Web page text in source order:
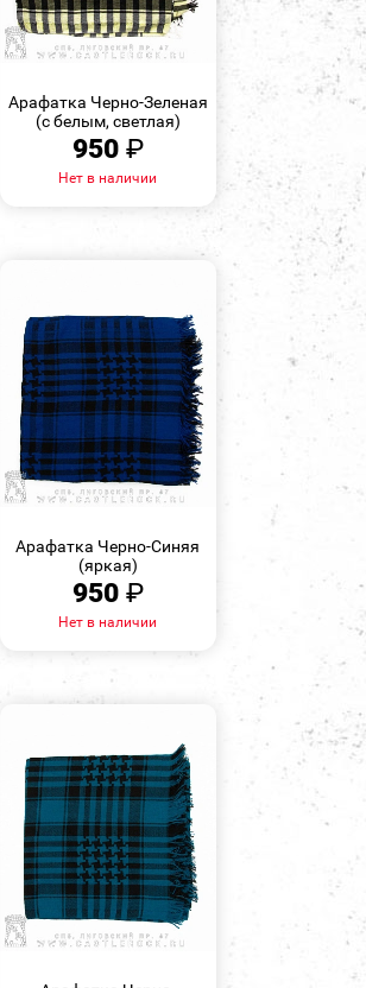
Арафатка Черно-Зеленая
(с белым, светлая)
950 ₽
Нет в наличии
Арафатка Черно-Синяя
(яркая)
950 ₽
Нет в наличии